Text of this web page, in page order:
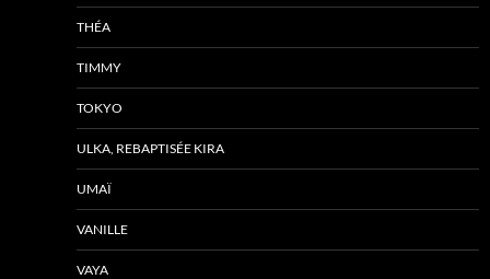
THÉA
TIMMY
TOKYO
ULKA, REBAPTISÉE KIRA
UMAÏ
VANILLE
VAYA